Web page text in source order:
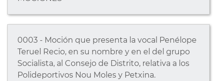
0003 - Moción que presenta la vocal Penélope
Teruel Recio, en su nombre y en el del grupo
Socialista, al Consejo de Distrito, relativa a los
Polideportivos Nou Moles y Petxina.